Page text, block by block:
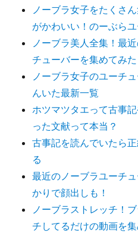
ノーブラ女子をたくさ
がかわいい！のーぶら
ノーブラ美人全集！最
チューバーを集めてみた
ノーブラ女子のユーチ
んいた最新一覧
ホツマツタエって古事
った文献って本当？
古事記を読んでいたら
る
最近のノーブラユーチ
かりで顔出しも！
ノーブラストレッチ！
チしてるだけの動画を